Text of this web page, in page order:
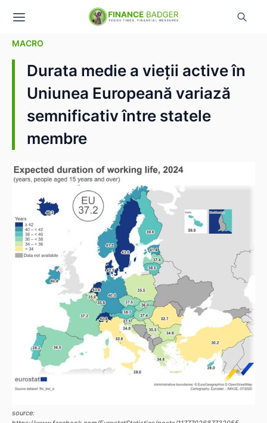
MACRO
Durata medie a vieții active în
Uniunea Europeană variază
semnificativ între statele
membre
source: